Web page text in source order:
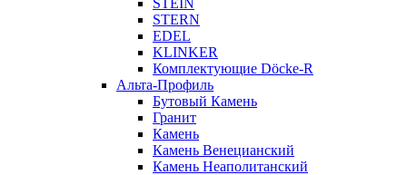
STERN
EDEL
KLINKER
Комплектующие Döcke-R
Альта-Профиль
Бутовый Камень
Гранит
Камень
Камень Венецианский
Камень Неаполитанский